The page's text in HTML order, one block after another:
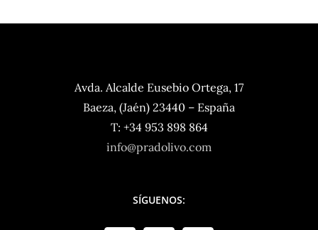
Avda. Alcalde Eusebio Ortega, 17
Baeza, (Jaén) 23440 – España
T: +34 953 898 864
info@pradolivo.com
SÍGUENOS: